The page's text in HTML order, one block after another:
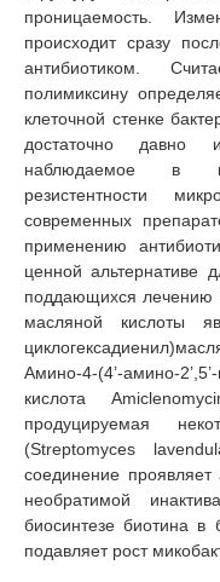
проницаемость.
происходит сразу
антибиотиком.
полимиксину
клеточной стенке
достаточно давно
наблюдаемое в
резистентности
современных
применению
ценной альтернативе
поддающихся
масляной кислоты
Амино-4-(4’-амино-
кислота
продуцируемая
(Streptomyces
соединение проявляет
необратимой
биосинтезе биотина в
подавляет рост